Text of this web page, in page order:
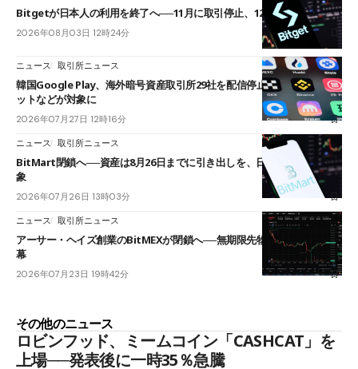
Bitgetが日本人の利用を終了へ──11月に取引停止、12月末に強制決済
2026年08月03日 12時24分
ニュース 取引所ニュース
韓国Google Play、海外暗号資産取引所29社を配信停止──OKXやバイビ
ットなどが対象に
2026年07月27日 12時16分
ニュース 取引所ニュース
BitMart閉鎖へ──資産は8月26日までに引き出しを、日本人利用者も対
象
2026年07月26日 13時03分
ニュース 取引所ニュース
アーサー・ヘイズ創業のBitMEXが閉鎖へ──無期限先物を生んだ11年に
幕
2026年07月23日 19時42分
その他のニュース
ロビンフッド、ミームコイン「CASHCAT」を
上場──発表後に一時35％急騰